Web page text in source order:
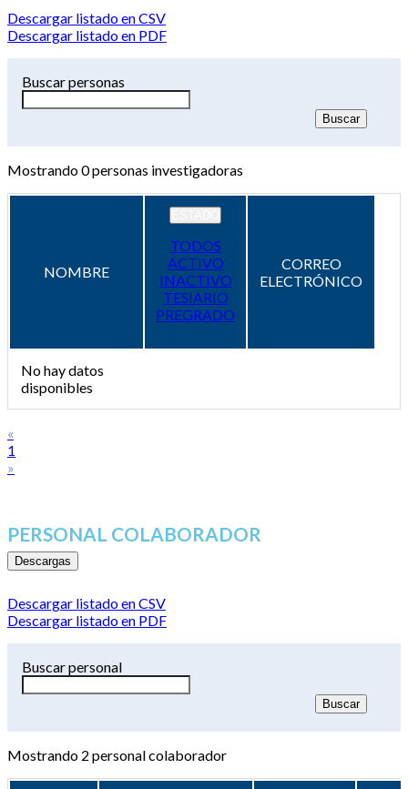
Descargar listado en CSV
Descargar listado en PDF
Buscar personas
Mostrando0personas investigadoras
NOMBRE
TODOS
ACTIVO
INACTIVO
TESIARIO
PREGRADO
CORREO
ELECTRÓNICO
No hay datos
disponibles
«
1
»
PERSONAL COLABORADOR
Descargas
Descargar listado en CSV
Descargar listado en PDF
Buscar personal
Mostrando 2 personal colaborador